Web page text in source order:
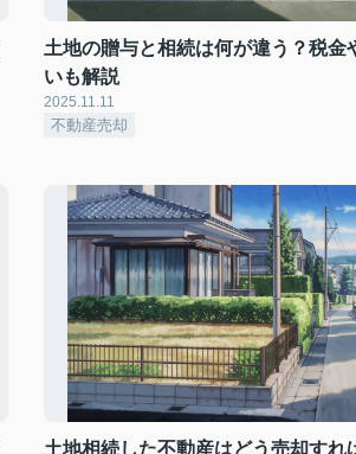
土地の贈与と相続は何が違う？税金
いも解説
2025.11.11
不動産売却
土地相続した不動産はどう売却すれ